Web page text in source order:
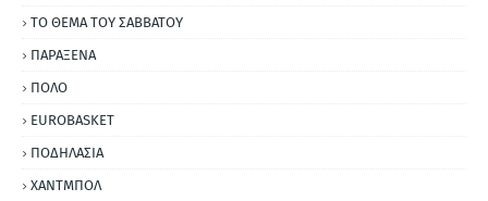
ΤΟ ΘΕΜΑ ΤΟΥ ΣΑΒΒΑΤΟΥ
ΠΑΡΑΞΕΝΑ
ΠΟΛΟ
EUROBASKET
ΠΟΔΗΛΑΣΙΑ
ΧΑΝΤΜΠΟΛ